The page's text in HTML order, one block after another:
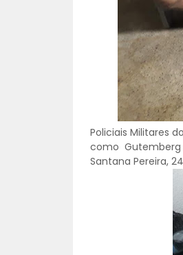
Policiais Militares
como Gutemberg
Santana Pereira,